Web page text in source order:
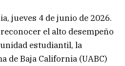
jueves 4 de junio de 2026.
el alto desempeño
estudiantil, la
de Baja California (UABC)